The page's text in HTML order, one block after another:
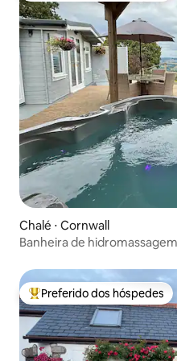
Chalé ⋅ Cornwall
Banheira de
Entre os melhores
Preferido dos hóspedes